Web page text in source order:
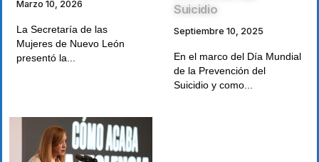
Marzo 10, 2026
La Secretaría de las
Mujeres de Nuevo León
presentó la...
Suicidio
Septiembre 10, 2025
En el marco del Día Mundial
de la Prevención del
Suicidio y como...